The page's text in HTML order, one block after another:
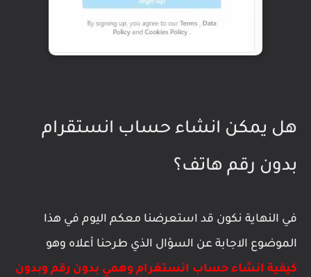
هل يمكن انشاء حساب انستقرام
بدون رقم هاتف؟
في النهاية نكون قد استعرضنا معكم اليوم في هذا
الموضوع الاجابة عن السؤال الذي طرحنا أعلاه وهو
كيفية انشاء حساب انستغرام وهمي بدون رقم وبدون